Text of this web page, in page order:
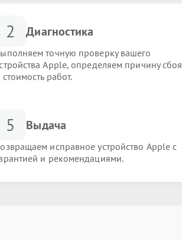
2 Диагностика
точную проверку вашего
Apple, определяем причину сбоя
стоимость работ.
5 Выдача
исправное устройство Apple с
и рекомендациями.